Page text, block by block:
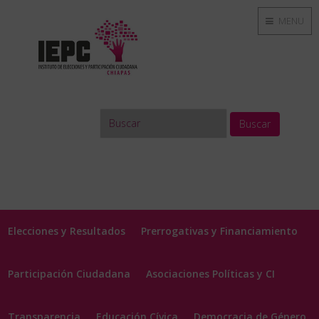
Buscar
Elecciones y Resultados Prerrogativas y Financiamiento
Participación Ciudadana Asociaciones Políticas y CI
MENU